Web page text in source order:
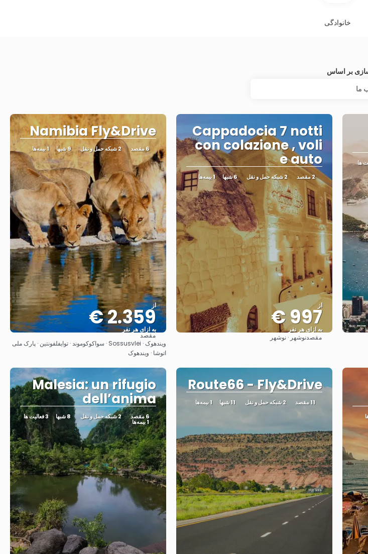
خانوادگی
بر اساس
ما
Cappadocia 7 notti
con colazione , voli
e auto
2 مقصد 2 شبکه حمل و نقل 6 شبها 1 بیمه‌ها
از
997 €
به ازای هر نفر
مقصدنوشهر · نوشهر
Namibia Fly&Drive
6 مقصد 2 شبکه حمل و نقل 9 شبها 1 بیمه‌ها
از
2.359 €
به ازای هر نفر
مشاهده
مقصد
ویندهوک · Sossusvlei · سواکوکوموند · توایفلفونتین · پارک ملی
اتوشا · ویندهوک
Route66 - Fly&Drive
11 مقصد 2 شبکه حمل و نقل 11 شبها 1 بیمه‌ها
Malesia: un rifugio
dell’anima
6 مقصد 2 شبکه حمل و نقل 8 شبها 3 فعالیت ها
1 بیمه‌ها